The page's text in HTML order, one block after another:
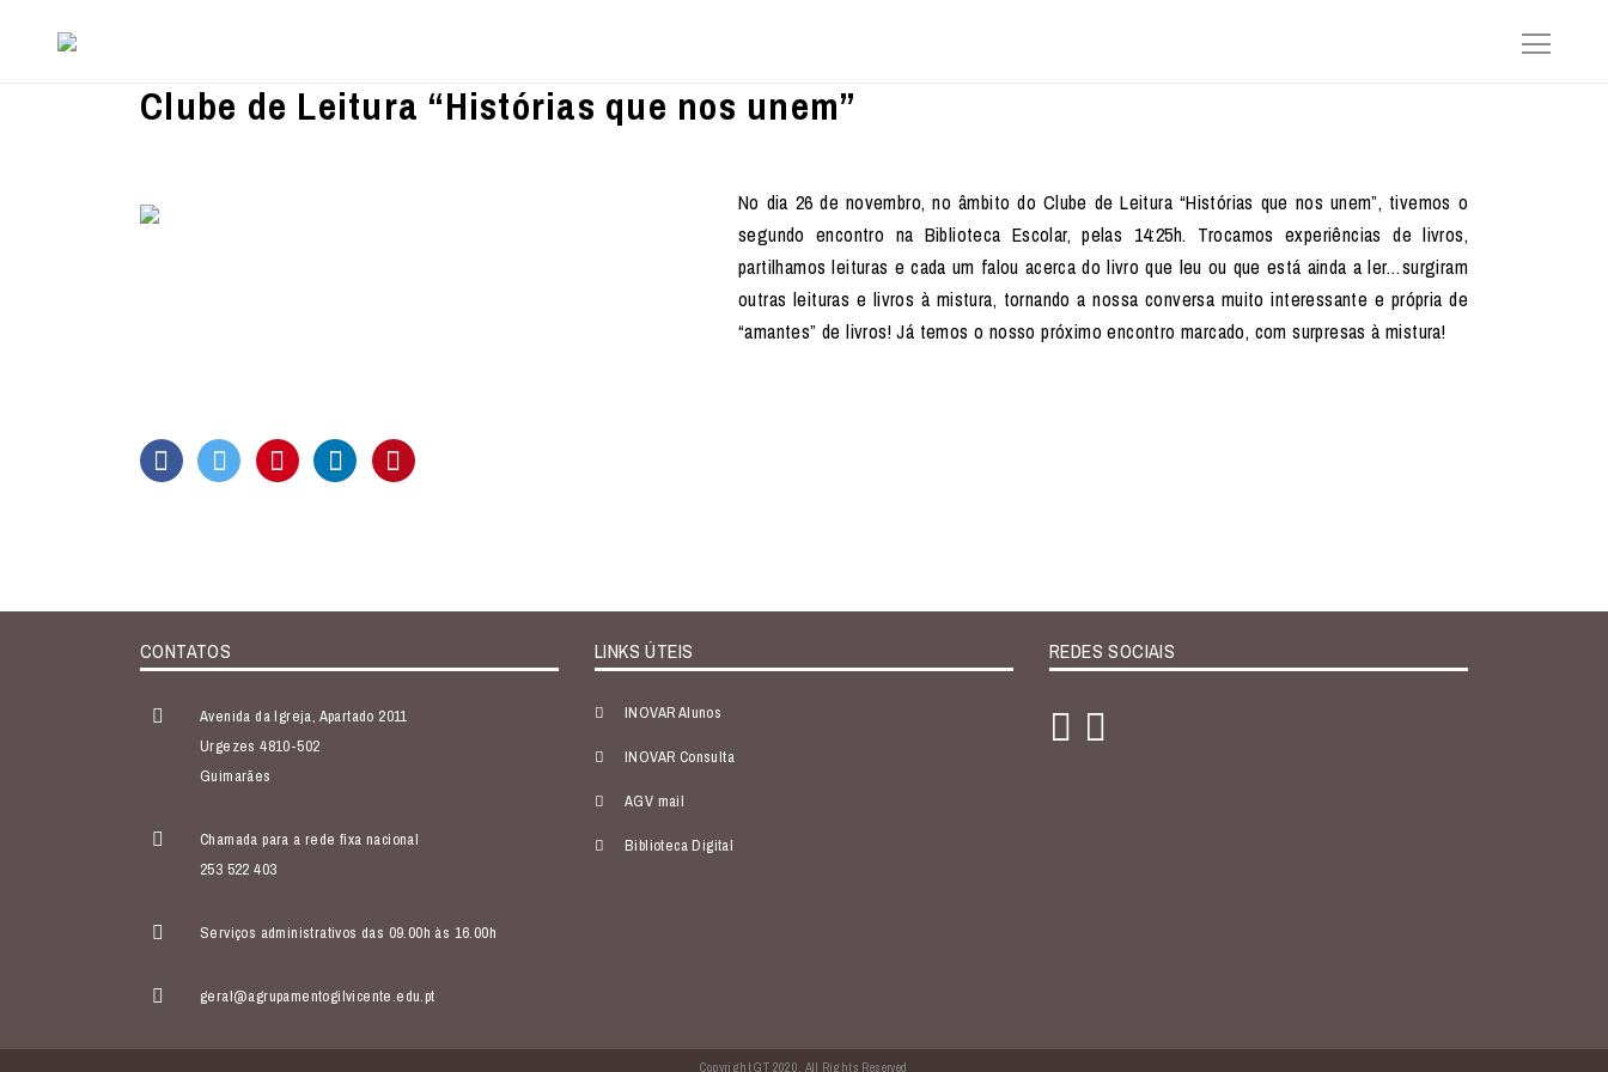
Clube de Leitura “Histórias que nos unem”
No dia 26 de novembro, no âmbito do Clube de Leitura “Histórias que nos unem”, tivemos o
segundo encontro na Biblioteca Escolar, pelas 14:25h. Trocamos experiências de livros,
partilhamos leituras e cada um falou acerca do livro que leu ou que está ainda a ler…surgiram
outras leituras e livros à mistura, tornando a nossa conversa muito interessante e própria de
“amantes” de livros! Já temos o nosso próximo encontro marcado, com surpresas à mistura!
CONTATOS
Avenida da Igreja, Apartado 2011
Urgezes 4810-502
Guimarães
Chamada para a rede fixa nacional
253 522 403
Serviços administrativos das 09.00h às 16.00h
geral@agrupamentogilvicente.edu.pt
LINKS ÚTEIS
INOVAR Alunos
INOVAR Consulta
AGV mail
Biblioteca Digital
REDES SOCIAIS
Copyright GT 2020. All Rights Reserved